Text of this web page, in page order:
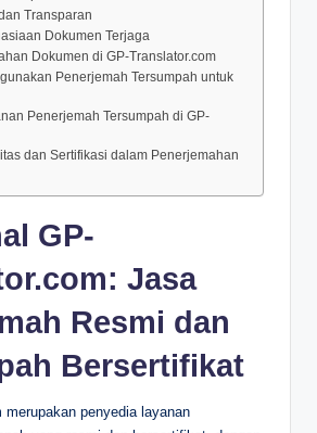
Transparan
Dokumen Terjaga
Dokumen di GP-Translator.com
Penerjemah Tersumpah untuk
Penerjemah Tersumpah di GP-
dan Sertifikasi dalam Penerjemahan
GP-
Jasa
Resmi dan
Bersertifikat
merupakan penyedia layanan